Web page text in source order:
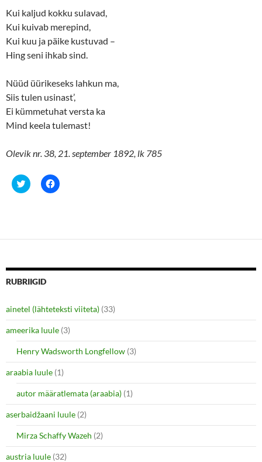
Kui kaljud kokku sulavad,
Kui kuivab merepind,
Kui kuu ja päike kustuvad –
Hing seni ihkab sind.
Nüüd üürikeseks lahkun ma,
Siis tulen usinast’,
Ei kümmetuhat versta ka
Mind keela tulemast!
Olevik nr. 38, 21. september 1892, lk 785
C
l
h
e
o
n
t
t
e
r
(
O
p
e
n
n
n
w
w
i
n
d
o
C
l
h
e
o
e
b
o
o
k
(
O
p
e
n
i
n
n
e
w
w
i
n
d
RUBRIIGID
ainetel (lähteteksti viiteta) (33)
ameerika luule (3)
Henry Wadsworth Longfellow (3)
araabia luule (1)
autor määratlemata (araabia) (1)
aserbaidžaani luule (2)
Mirza Schaffy Wazeh (2)
austria luule (32)